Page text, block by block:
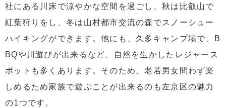
社にある川床で涼やかな空間を過ごし、秋は比叡山で
紅葉狩りをし、冬は山村都市交流の森でスノーシュー
ハイキングができます。他にも、久多キャンプ場で、B
BQや川遊びが出来るなど、自然を生かしたレジャース
ポットも多くあります。そのため、老若男女問わず楽
しめるため家族で遊ぶことが出来るのも左京区の魅力
の1つです。